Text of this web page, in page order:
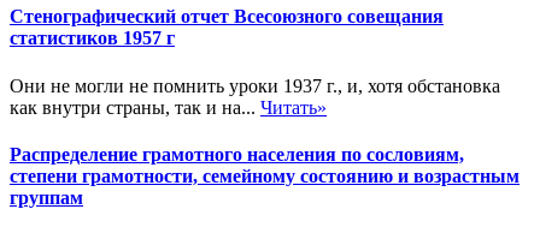
Стенографический отчет Всесоюзного совещания
статистиков 1957 г
Они не могли не помнить уроки 1937 г., и, хотя обстановка
как внутри страны, так и на... Читать»
Распределение грамотного населения по сословиям,
степени грамотности, семейному состоянию и возрастным
группам